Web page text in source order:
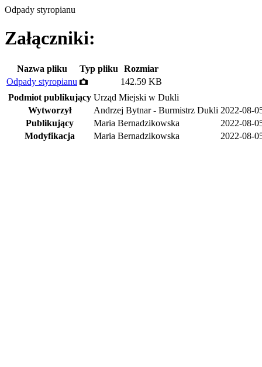
Odpady styropianu
Załączniki:
Nazwa pliku Typ pliku
Rozmiar
Odpady styropianu
142.59 KB
Podmiot publikujący Urząd Miejski w Dukli
Wytworzył
Andrzej Bytnar - Burmistrz Dukli 2022-08-
Publikujący
Maria Bernadzikowska
2022-08-
Modyfikacja
Maria Bernadzikowska 2022-08-